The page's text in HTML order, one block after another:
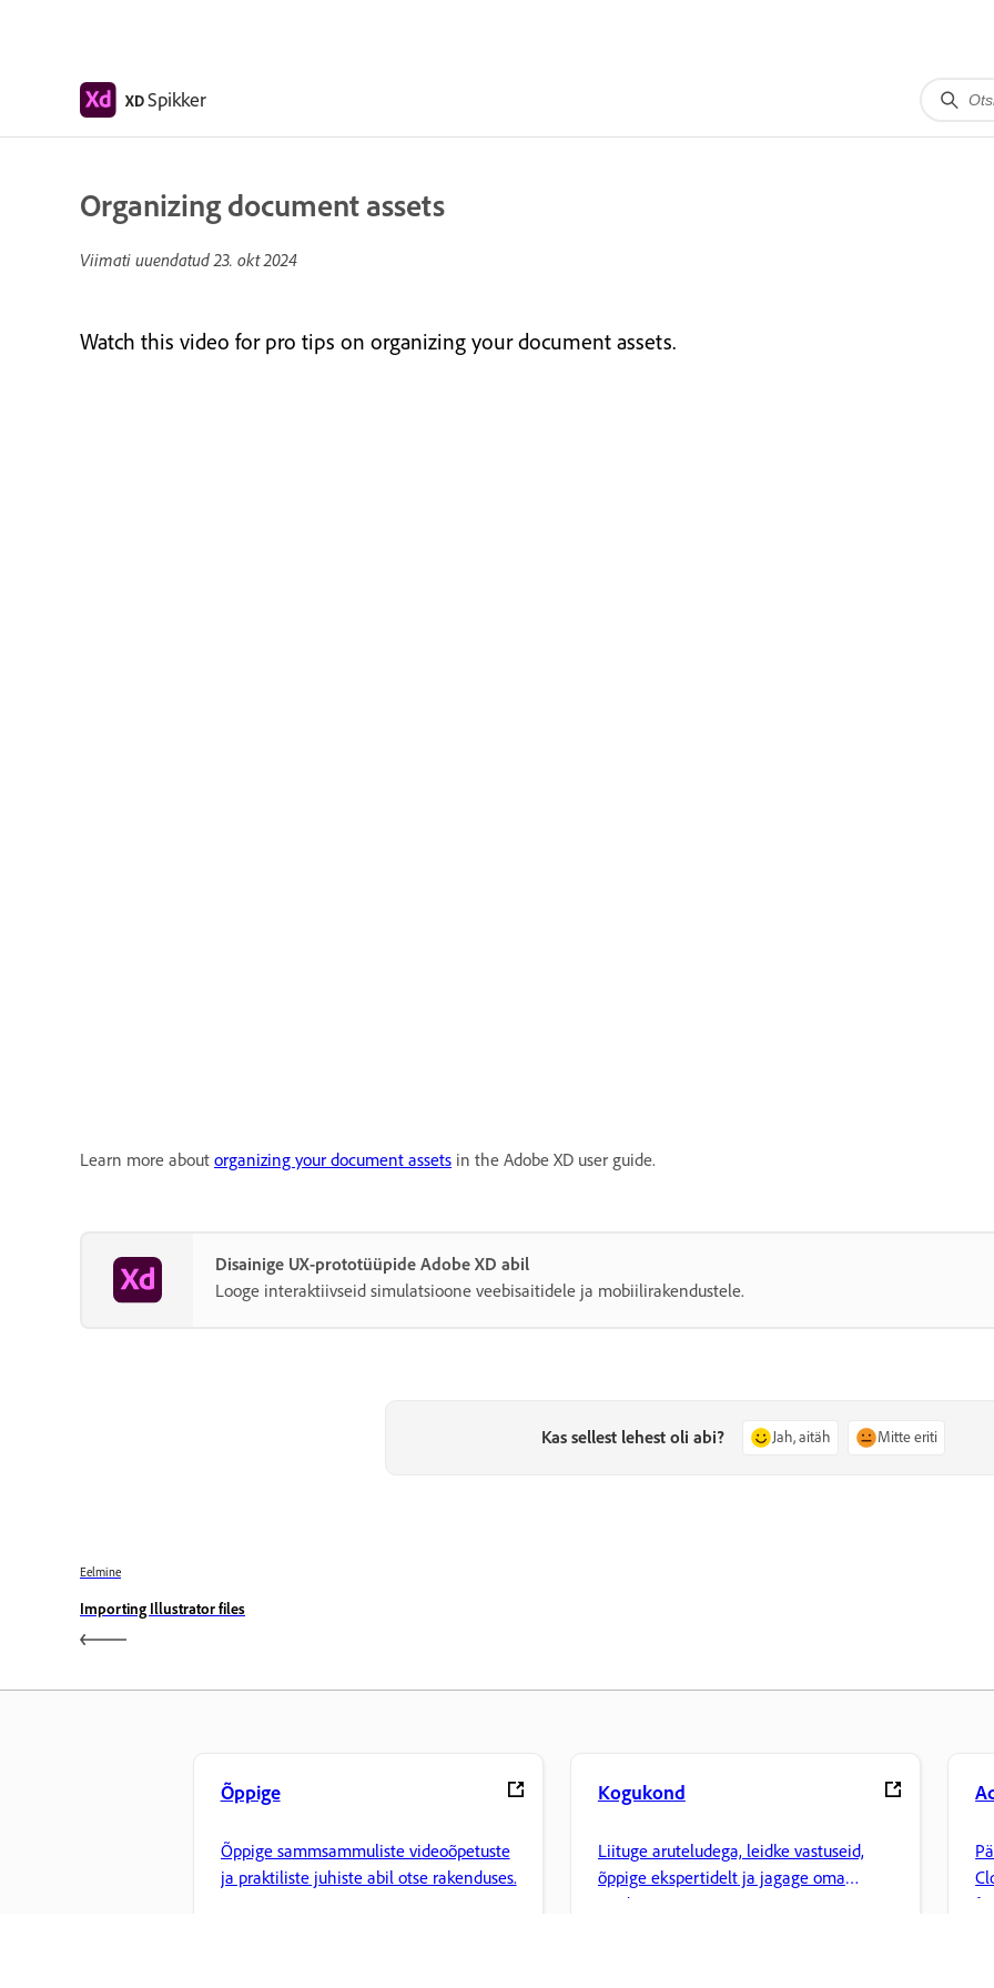
XDSpikker
Organizing document assets
Viimati uuendatud23. okt 2024
Watch this video for pro tips on organizing your document assets.
Learn more about organizing your document assets in the Adobe XD user guide.
Disainige UX-prototüüpide Adobe XD abil
Looge interaktiivseid simulatsioone veebisaitidele ja mobiilirakendustele.
Kas sellest lehest oli abi? Jah, aitäh Mitte eriti
Eelmine
Importing Illustrator files
Õppige
Õppige sammsammuliste videoõpetuste
ja praktiliste juhiste abil otse rakenduses.
Kogukond
Liituge aruteludega, leidke vastuseid,
õppige ekspertidelt ja jagage oma
teadmisi.